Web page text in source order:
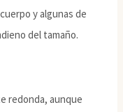
y algunas de
del tamaño.
redonda, aunque